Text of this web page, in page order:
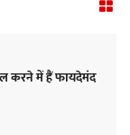
करने में हैं फायदेमंद